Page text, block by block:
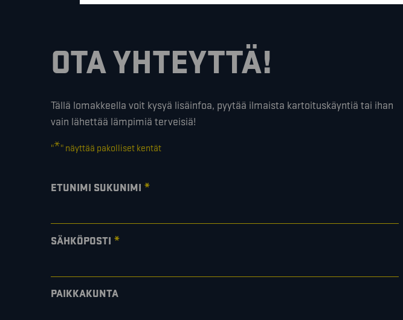
OTA YHTEYTTÄ!
Tällä lomakkeella voit kysyä lisäinfoa, pyytää ilmaista kartoituskäyntiä tai ihan
vain lähettää lämpimiä terveisiä!
"*" näyttää pakolliset kentät
ETUNIMI SUKUNIMI *
SÄHKÖPOSTI *
PAIKKAKUNTA